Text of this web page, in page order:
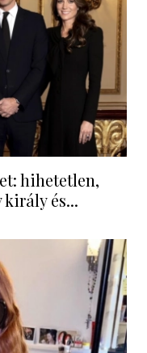
hihetetlen,
és...